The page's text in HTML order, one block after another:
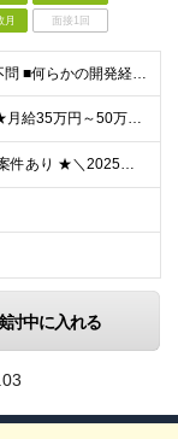
月 面接1回
◎第二新卒大歓迎！ ■学歴不問 ■何らかの開発経験またはプログラミングや保守・運用のご経験 ※言語や経験年数は不問 ＜こんな方にピッタリです＞ □ 上流のスキルを身につけたい □ 技術以外のスキルを
★想定年収750万円も可！ ★月給35万円～50万円＋賞与年2回（賞与昨年実績3.2ヶ月）＋各種手当＋住宅手当あり(最大1万5千円) ※経験やスキルを考慮して決定します。 ※上記月給には一律支給の住
◎転勤なし ◎フルリモート案件あり ★＼2025年10月20日にNEWオフィス移転／★ ━━━━━━━━━━━━━━━━━━━━━━ AMG Solutionは、日本橋大伝馬町に移転！ 移転に向けて
討中に入れる